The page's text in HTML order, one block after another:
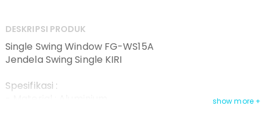
DESKRIPSI PRODUK
Single Swing Window FG-WS15A
Jendela Swing Single KIRI
Spesifikasi :